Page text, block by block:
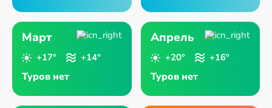
Март
+17° +14°
Туров нет
Апрель
+20° +16°
Туров нет